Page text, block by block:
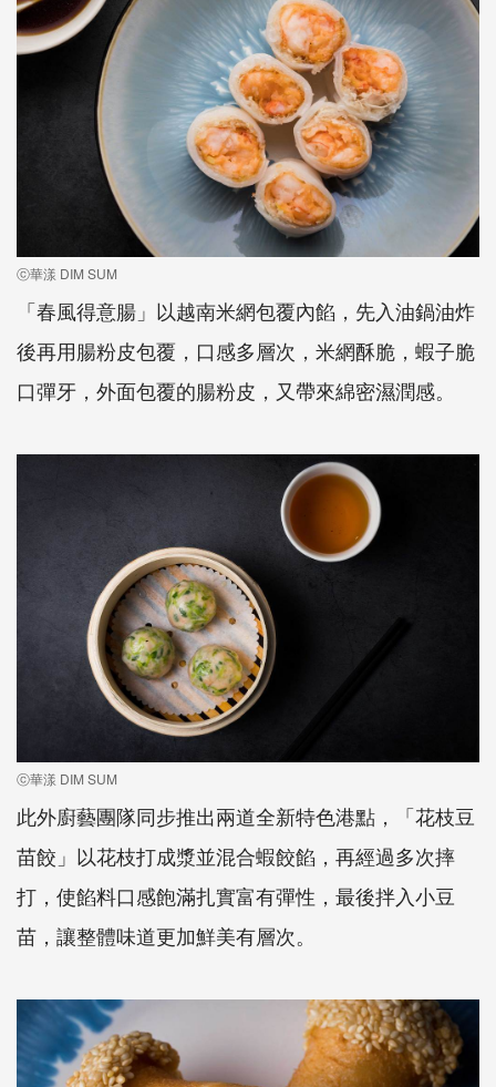
ⓒ華漾 DIM SUM
「春風得意腸」以越南米網包覆內餡，先入油鍋油炸
後再用腸粉皮包覆，口感多層次，米網酥脆，蝦子脆
口彈牙，外面包覆的腸粉皮，又帶來綿密濕潤感。
ⓒ華漾 DIM SUM
此外廚藝團隊同步推出兩道全新特色港點，「花枝豆
苗餃」以花枝打成漿並混合蝦餃餡，再經過多次摔
打，使餡料口感飽滿扎實富有彈性，最後拌入小豆
苗，讓整體味道更加鮮美有層次。